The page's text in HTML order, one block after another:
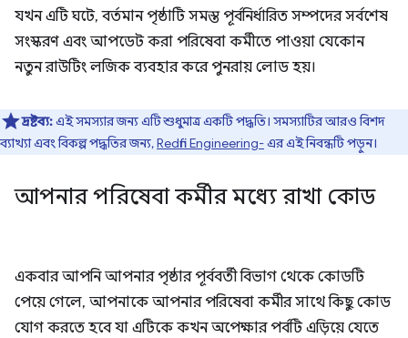
যখন এটি ঘটে, বর্তমান পৃষ্ঠাটি সমস্ত পূর্বনির্ধারিত সম্পদের সর্বশেষ
সংস্করণ এবং আপডেট করা পরিষেবা কর্মীতে পাওয়া যেকোন
নতুন রাউটিং লজিক ব্যবহার করে পুনরায় লোড হয়।
দ্রষ্টব্য:এই সমস্যার জন্য এটি শুধুমাত্র একটি পদ্ধতি। সমস্যাটির আরও বিশদ
ব্যাখ্যা এবং বিকল্প পদ্ধতির জন্য,Redfin Engineering-এর এই নিবন্ধটি পড়ুন।
আপনার পরিষেবা কর্মীর মধ্যে রাখা কোড
একবার আপনি আপনার পৃষ্ঠার পূর্ববর্তী বিভাগ থেকে কোডটি
পেয়ে গেলে, আপনাকে আপনার পরিষেবা কর্মীর সাথে কিছু কোড
যোগ করতে হবে যা এটিকে কখন অপেক্ষার পর্বটি এড়িয়ে যেতে